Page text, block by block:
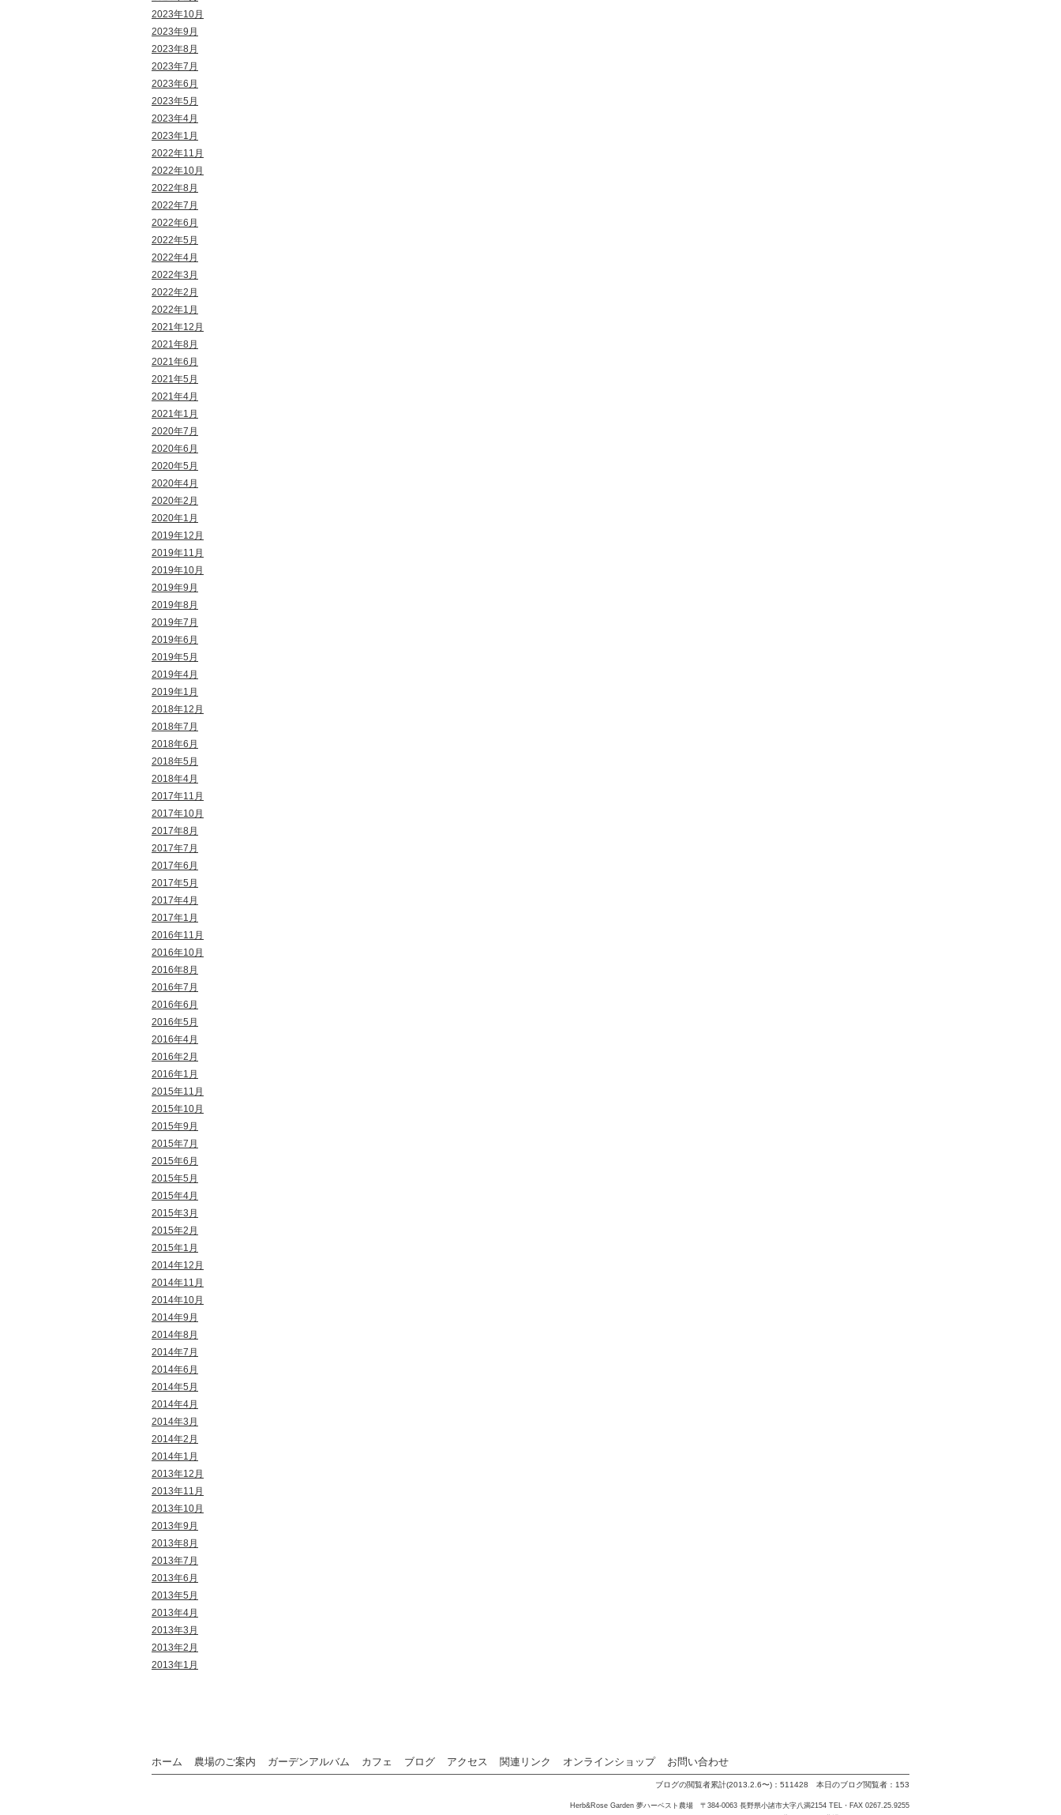
2023年10月
2023年9月
2023年8月
2023年7月
2023年6月
2023年5月
2023年4月
2023年1月
2022年11月
2022年10月
2022年8月
2022年7月
2022年6月
2022年5月
2022年4月
2022年3月
2022年2月
2022年1月
2021年12月
2021年8月
2021年6月
2021年5月
2021年4月
2021年1月
2020年7月
2020年6月
2020年5月
2020年4月
2020年2月
2020年1月
2019年12月
2019年11月
2019年10月
2019年9月
2019年8月
2019年7月
2019年6月
2019年5月
2019年4月
2019年1月
2018年12月
2018年7月
2018年6月
2018年5月
2018年4月
2017年11月
2017年10月
2017年8月
2017年7月
2017年6月
2017年5月
2017年4月
2017年1月
2016年11月
2016年10月
2016年8月
2016年7月
2016年6月
2016年5月
2016年4月
2016年2月
2016年1月
2015年11月
2015年10月
2015年9月
2015年7月
2015年6月
2015年5月
2015年4月
2015年3月
2015年2月
2015年1月
2014年12月
2014年11月
2014年10月
2014年9月
2014年8月
2014年7月
2014年6月
2014年5月
2014年4月
2014年3月
2014年2月
2014年1月
2013年12月
2013年11月
2013年10月
2013年9月
2013年8月
2013年7月
2013年6月
2013年5月
2013年4月
2013年3月
2013年2月
2013年1月
ホーム 農場のご案内 ガーデンアルバム カフェ ブログ アクセス 関連リンク オンラインショップ お問い合わせ
ブログの閲覧者累計(2013.2.6〜)：511428 本日のブログ閲覧者：153
Herb&Rose Garden 夢ハーベスト農場 〒384-0063 長野県小諸市大字八満2154 TEL・FAX 0267.25.9255